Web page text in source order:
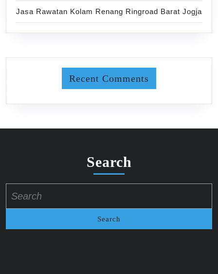
Jasa Rawatan Kolam Renang Ringroad Barat Jogja
Recent Comments
Search
for: